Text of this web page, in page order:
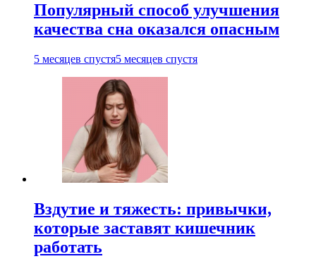
Популярный способ улучшения
качества сна оказался опасным
5 месяцев спустя5 месяцев спустя
Вздутие и тяжесть: привычки,
которые заставят кишечник
работать